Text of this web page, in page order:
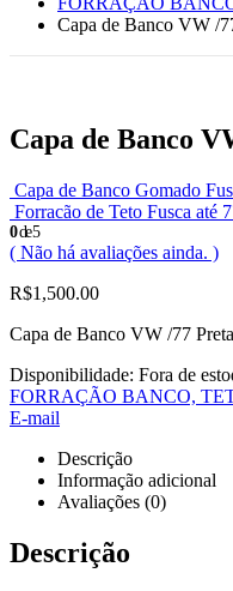
Capa de Banco VW /
Capa de Banco
Capa de Banco Gomado
Forracão de Teto Fusca até
0de 5
( Não há avaliações ainda. )
R$1,500.00
Capa de Banco VW /77 Preta
Disponibilidade: Fora de
FORRAÇÃO BANCO,
E-mail
Descrição
Informação adicional
Avaliações (0)
Descrição